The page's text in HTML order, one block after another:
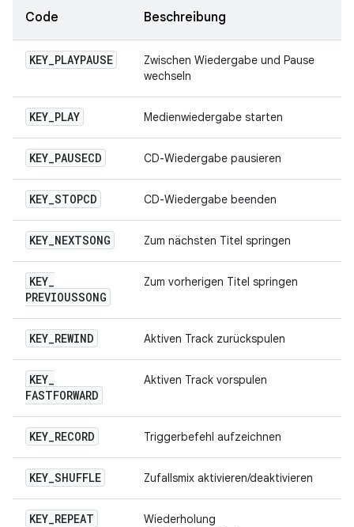
Code Beschreibung
KEY_PLAYPAUSE
Zwischen Wiedergabe und Pause
wechseln
KEY_PLAY Medienwiedergabe starten
KEY_PAUSECD CD-Wiedergabe pausieren
KEY_STOPCD CD-Wiedergabe beenden
KEY_NEXTSONG Zum nächsten Titel springen
KEY_
PREVIOUSSONG
Zum vorherigen Titel springen
KEY_REWIND Aktiven Track zurückspulen
KEY_
FASTFORWARD
Aktiven Track vorspulen
KEY_RECORD Triggerbefehl aufzeichnen
KEY_SHUFFLE Zufallsmix aktivieren/deaktivieren
KEY_REPEAT
Wiederholung